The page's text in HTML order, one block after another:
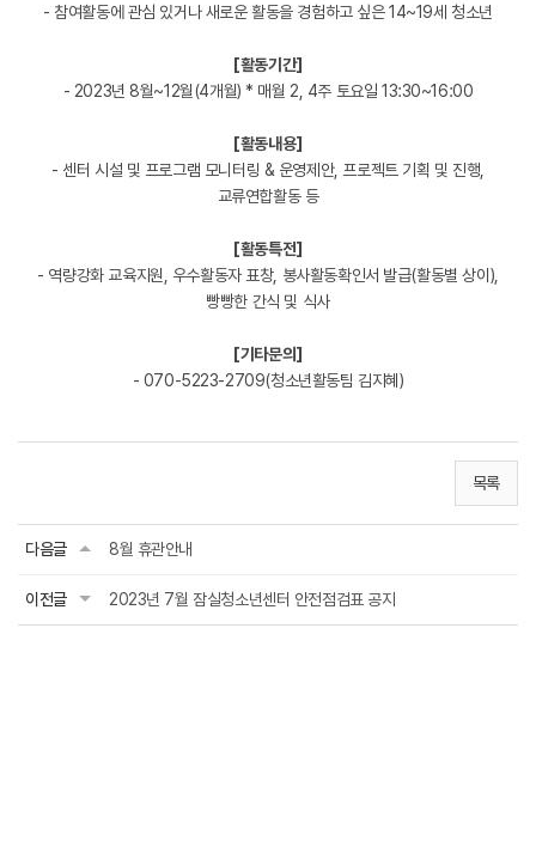
- 참여활동에 관심 있거나 새로운 활동을 경험하고 싶은 14~19세 청소년
[활동기간]
- 2023년 8월~12월(4개월) * 매월 2, 4주 토요일 13:30~16:00
[활동내용]
- 센터 시설 및 프로그램 모니터링 & 운영제안, 프로젝트 기획 및 진행,
교류연합활동 등
[활동특전]
- 역량강화 교육지원, 우수활동자 표창, 봉사활동확인서 발급(활동별 상이),
빵빵한 간식 및 식사
[기타문의]
- 070-5223-2709(청소년활동팀 김지혜)
목록
다음글 8월 휴관안내
이전글 2023년 7월 잠실청소년센터 안전점검표 공지